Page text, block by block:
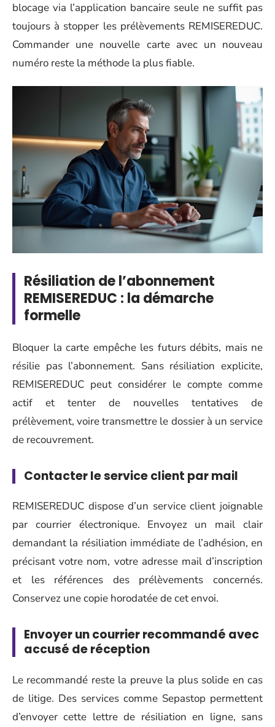
blocage via l’application bancaire seule ne suffit pas
toujours à stopper les prélèvements REMISEREDUC.
Commander une nouvelle carte avec un nouveau
numéro reste la méthode la plus fiable.
Résiliation de l’abonnement
REMISEREDUC : la démarche
formelle
Bloquer la carte empêche les futurs débits, mais ne
résilie pas l’abonnement. Sans résiliation explicite,
REMISEREDUC peut considérer le compte comme
actif et tenter de nouvelles tentatives de
prélèvement, voire transmettre le dossier à un service
de recouvrement.
Contacter le service client par mail
REMISEREDUC dispose d’un service client joignable
par courrier électronique. Envoyez un mail clair
demandant la résiliation immédiate de l’adhésion, en
précisant votre nom, votre adresse mail d’inscription
et les références des prélèvements concernés.
Conservez une copie horodatée de cet envoi.
Envoyer un courrier recommandé avec
accusé de réception
Le recommandé reste la preuve la plus solide en cas
de litige. Des services comme Sepastop permettent
d’envoyer cette lettre de résiliation en ligne, sans